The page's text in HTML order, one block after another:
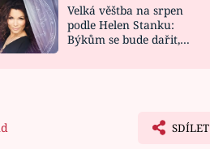
NOVINKY
VIDEORECEPTY
Velká věštba na srpen
podle Helen Stanku:
Býkům se bude dařit,
SDÍLET